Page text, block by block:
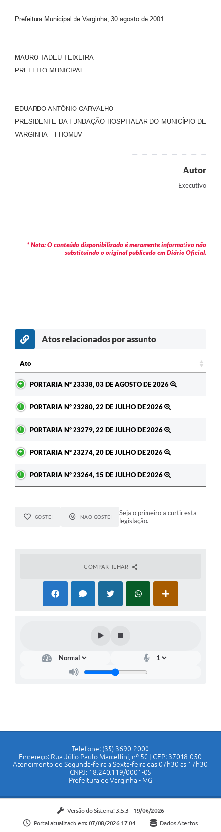
Prefeitura Municipal de Varginha, 30 agosto de 2001.
MAURO TADEU TEIXEIRA
PREFEITO MUNICIPAL
EDUARDO ANTÔNIO CARVALHO
PRESIDENTE DA FUNDAÇÃO HOSPITALAR DO MUNICÍPIO DE
VARGINHA – FHOMUV -
Autor
Executivo
* Nota: O conteúdo disponibilizado é meramente informativo não
substituindo o original publicado em Diário Oficial.
Atos relacionados por assunto
Ato
PORTARIA Nº 23338, 03 DE AGOSTO DE 2026
PORTARIA Nº 23280, 22 DE JULHO DE 2026
PORTARIA Nº 23279, 22 DE JULHO DE 2026
PORTARIA Nº 23274, 20 DE JULHO DE 2026
PORTARIA Nº 23264, 15 DE JULHO DE 2026
GOSTEI NÃO GOSTEI
Seja o primeiro a curtir esta
legislação.
COMPARTILHAR
Telefone: (35) 3690-2000
Endereço: Rua Júlio Paulo Marcellini, nº 50 | CEP: 37018-050
Atendimento de Segunda-feira a Sexta-feira das 07h30 as 17h30
CNPJ: 18.240.119/0001-05
Prefeitura de Varginha - MG
Versão do Sistema: 3.5.3 - 19/06/2026
Portal atualizado em: 07/08/2026 17:04 Dados Abertos